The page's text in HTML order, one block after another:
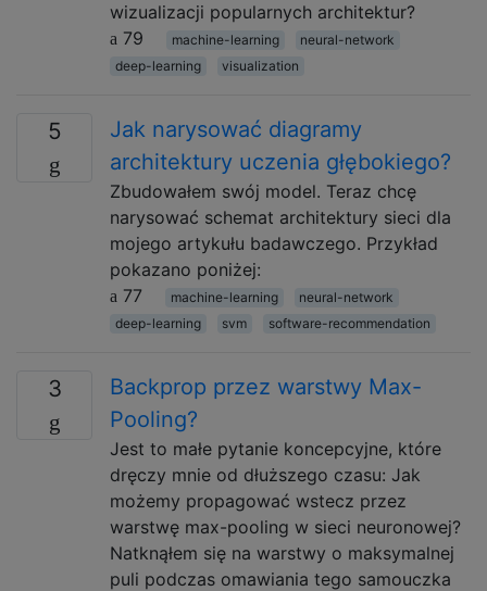
wizualizacji popularnych architektur?
79
machine-learning
neural-network
deep-learning
visualization
5
Jak narysować diagramy
architektury uczenia głębokiego?
Zbudowałem swój model. Teraz chcę
narysować schemat architektury sieci dla
mojego artykułu badawczego. Przykład
pokazano poniżej:
77
machine-learning
neural-network
deep-learning
svm software-recommendation
3
Backprop przez warstwy Max-
Pooling?
Jest to małe pytanie koncepcyjne, które
dręczy mnie od dłuższego czasu: Jak
możemy propagować wstecz przez
warstwę max-pooling w sieci neuronowej?
Natknąłem się na warstwy o maksymalnej
puli podczas omawiania tego samouczka